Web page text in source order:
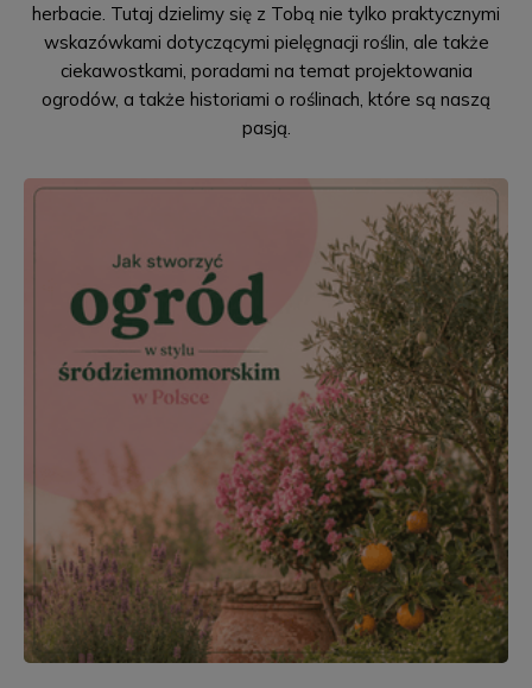
herbacie. Tutaj dzielimy się z Tobą nie tylko praktycznymi
wskazówkami dotyczącymi pielęgnacji roślin, ale także
ciekawostkami, poradami na temat projektowania
ogrodów, a także historiami o roślinach, które są naszą
pasją.